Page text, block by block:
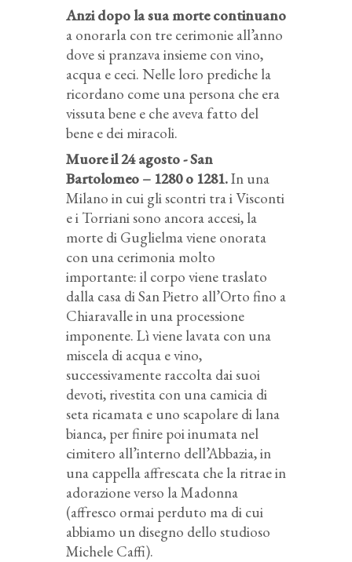
Anzi dopo la sua morte continuano
a onorarla con tre cerimonie all’anno
dove si pranzava insieme con vino,
acqua e ceci. Nelle loro prediche la
ricordano come una persona che era
vissuta bene e che aveva fatto del
bene e dei miracoli.
Muore il 24 agosto - San
Bartolomeo – 1280 o 1281.In una
Milano in cui gli scontri tra i Visconti
e i Torriani sono ancora accesi, la
morte di Guglielma viene onorata
con una cerimonia molto
importante: il corpo viene traslato
dalla casa di San Pietro all’Orto fino a
Chiaravalle in una processione
imponente. Lì viene lavata con una
miscela di acqua e vino,
successivamente raccolta dai suoi
devoti, rivestita con una camicia di
seta ricamata e uno scapolare di lana
bianca, per finire poi inumata nel
cimitero all’interno dell’Abbazia, in
una cappella affrescata che la ritrae in
adorazione verso la Madonna
(affresco ormai perduto ma di cui
abbiamo un disegno dello studioso
Michele Caffi).